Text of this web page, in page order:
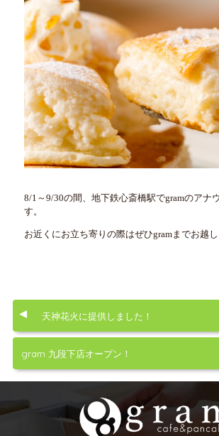
8/1～9/30の間、地下鉄心斎橋駅でgramのアナ
す。
お近くにお立ち寄りの際はぜひgramまでお越し
天神花火に提供しました！
gram 九段下店オープン！